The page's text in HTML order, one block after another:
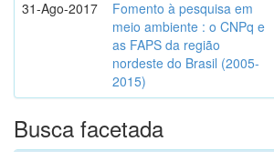
31-Ago-2017
Fomento à pesquisa em
meio ambiente : o CNPq e
as FAPS da região
nordeste do Brasil (2005-
2015)
Busca facetada